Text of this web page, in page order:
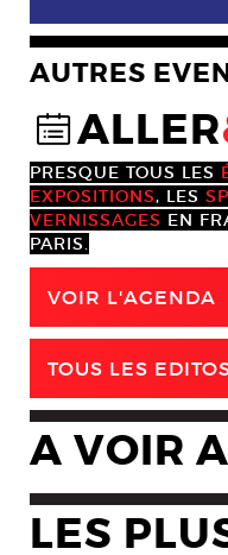
AUTRES
@ALLER
PRESQUE TOUS LES
EXPOSITIONS, LES
VERNISSAGES EN
PARIS.
VOIR L'AGENDA
TOUS LES
A VOIR
LES